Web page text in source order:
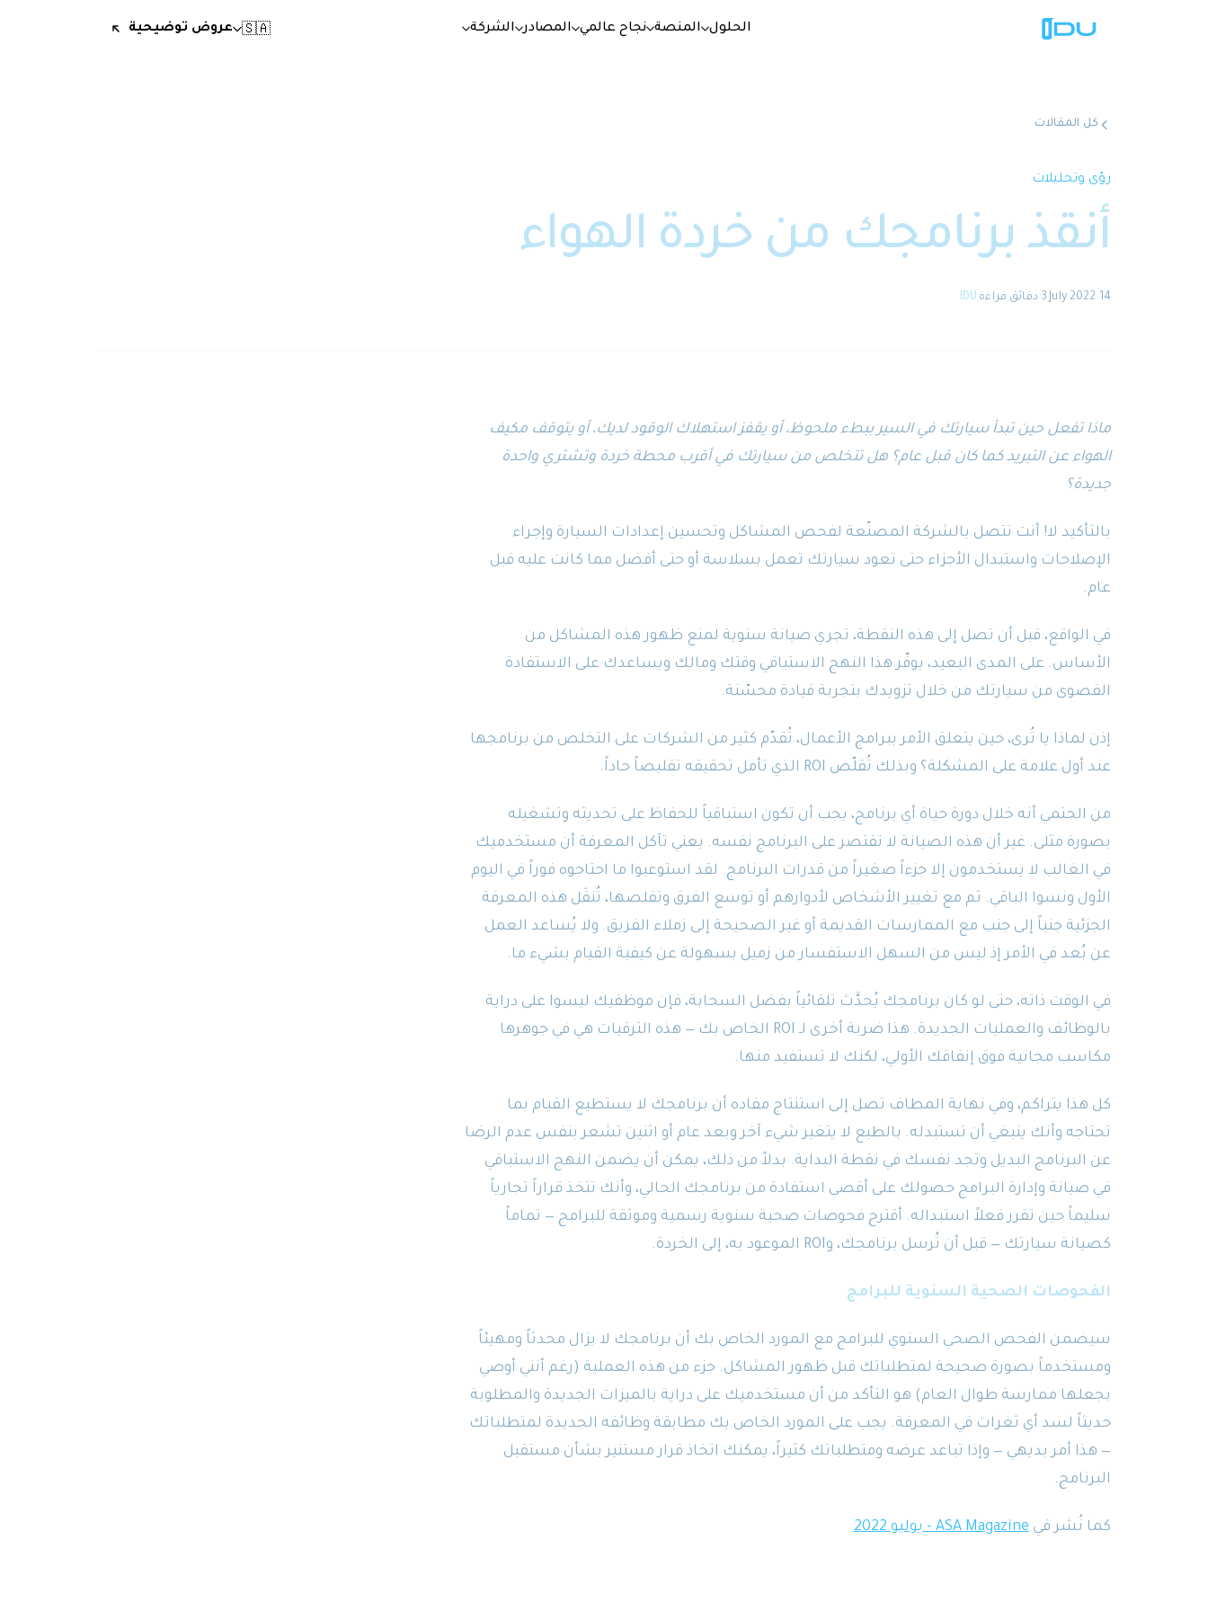
الحلول المنصة نجاح عالمي المصادر الشركة 🇸🇦 عروض توضيحية
كل المقالات
رؤى وتحليلات
أنقذ برنامجك من خردة الهواء
14 July 2022 3 دقائق قراءة IDU
ماذا تفعل حين تبدأ سيارتك في السير ببطء ملحوظ، أو يقفز استهلاك الوقود لديك، أو يتوقف مكيف
الهواء عن التبريد كما كان قبل عام؟ هل تتخلص من سيارتك في أقرب محطة خردة وتشتري واحدة
جديدة؟
بالتأكيد لا! أنت تتصل بالشركة المصنّعة لفحص المشاكل وتحسين إعدادات السيارة وإجراء
الإصلاحات واستبدال الأجزاء حتى تعود سيارتك تعمل بسلاسة أو حتى أفضل مما كانت عليه قبل
عام.
في الواقع، قبل أن تصل إلى هذه النقطة، تجري صيانة سنوية لمنع ظهور هذه المشاكل من
الأساس. على المدى البعيد، يوفّر هذا النهج الاستباقي وقتك ومالك ويساعدك على الاستفادة
القصوى من سيارتك من خلال تزويدك بتجربة قيادة محسّنة.
إذن لماذا يا تُرى، حين يتعلق الأمر ببرامج الأعمال، تُقدّم كثير من الشركات على التخلص من برنامجها
عند أول علامة على المشكلة؟ وبذلك تُقلّص ROI الذي تأمل تحقيقه تقليصاً حاداً.
من الحتمي أنه خلال دورة حياة أي برنامج، يجب أن تكون استباقياً للحفاظ على تحديثه وتشغيله
بصورة مثلى. غير أن هذه الصيانة لا تقتصر على البرنامج نفسه. يعني تآكل المعرفة أن مستخدميك
في الغالب لا يستخدمون إلا جزءاً صغيراً من قدرات البرنامج. لقد استوعبوا ما احتاجوه فوراً في اليوم
الأول ونسوا الباقي. ثم مع تغيير الأشخاص لأدوارهم أو توسع الفرق وتقلصها، تُنقَل هذه المعرفة
الجزئية جنباً إلى جنب مع الممارسات القديمة أو غير الصحيحة إلى زملاء الفريق. ولا يُساعد العمل
عن بُعد في الأمر إذ ليس من السهل الاستفسار من زميل بسهولة عن كيفية القيام بشيء ما.
في الوقت ذاته، حتى لو كان برنامجك يُحدَّث تلقائياً بفضل السحابة، فإن موظفيك ليسوا على دراية
بالوظائف والعمليات الجديدة. هذا ضربة أخرى لـ ROI الخاص بك — هذه الترقيات هي في جوهرها
مكاسب مجانية فوق إنفاقك الأولي، لكنك لا تستفيد منها.
كل هذا يتراكم، وفي نهاية المطاف تصل إلى استنتاج مفاده أن برنامجك لا يستطيع القيام بما
تحتاجه وأنك ينبغي أن تستبدله. بالطبع لا يتغير شيء آخر وبعد عام أو اثنين تشعر بنفس عدم الرضا
عن البرنامج البديل وتجد نفسك في نقطة البداية. بدلاً من ذلك، يمكن أن يضمن النهج الاستباقي
في صيانة وإدارة البرامج حصولك على أقصى استفادة من برنامجك الحالي، وأنك تتخذ قراراً تجارياً
سليماً حين تقرر فعلاً استبداله. أقترح فحوصات صحية سنوية رسمية وموثقة للبرامج — تماماً
كصيانة سيارتك — قبل أن تُرسل برنامجك، وROI الموعود به، إلى الخردة.
الفحوصات الصحية السنوية للبرامج
سيضمن الفحص الصحي السنوي للبرامج مع المورد الخاص بك أن برنامجك لا يزال محدثاً ومهيئاً
ومستخدماً بصورة صحيحة لمتطلباتك قبل ظهور المشاكل. جزء من هذه العملية (رغم أنني أوصي
بجعلها ممارسة طوال العام) هو التأكد من أن مستخدميك على دراية بالميزات الجديدة والمطلوبة
حديثاً لسد أي ثغرات في المعرفة. يجب على المورد الخاص بك مطابقة وظائفه الجديدة لمتطلباتك
— هذا أمر بديهي — وإذا تباعد عرضه ومتطلباتك كثيراً، يمكنك اتخاذ قرار مستنير بشأن مستقبل
البرنامج.
كما نُشر في ASA Magazine - يوليو 2022